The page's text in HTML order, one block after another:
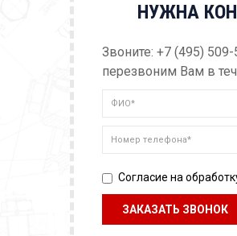
НУЖНА
Звоните: +7 (495)
перезвоним Вам в
Согласие на